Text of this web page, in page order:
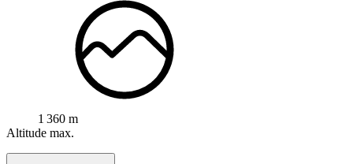
1 360 m
Altitude max.